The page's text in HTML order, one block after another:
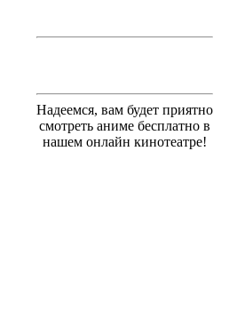
Надеемся, вам будет приятно
смотреть аниме бесплатно в
нашем онлайн кинотеатре!